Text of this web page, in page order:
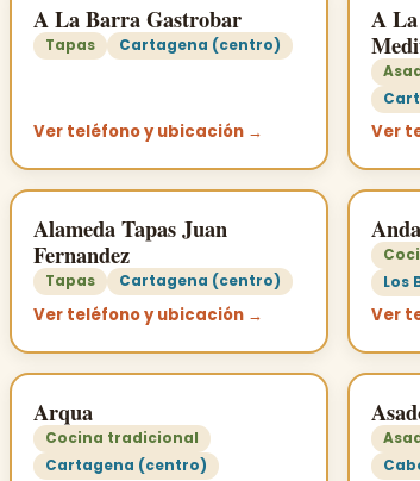
A La Barra Gastrobar
Tapas Cartagena (centro)
Ver teléfono y ubicación →
A
Ver
Alameda Tapas Juan
Fernandez
Tapas Cartagena (centro)
Ver teléfono y ubicación →
Los
Ver
Arqua
Cocina tradicional
Cartagena (centro)